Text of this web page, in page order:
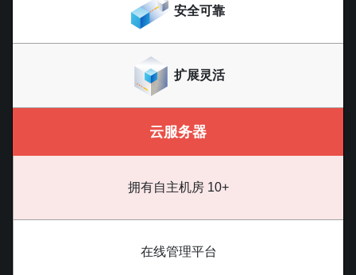
安全可靠
扩展灵活
云服务器
拥有自主机房 10+
在线管理平台